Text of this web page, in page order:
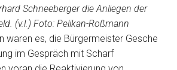
Schneeberger die Anliegen der
(v.l.) Foto: Pelikan-Roßmann
waren es, die Bürgermeister Gesche
im Gespräch mit Scharf